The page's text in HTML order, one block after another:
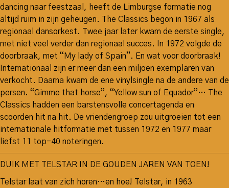
dancing naar feestzaal, heeft de Limburgse formatie nog
altijd ruim in zijn geheugen. The Classics begon in 1967 als
regionaal dansorkest. Twee jaar later kwam de eerste single,
met niet veel verder dan regionaal succes. In 1972 volgde de
doorbraak, met “My lady of Spain”. En wat voor doorbraak!
Internationaal zijn er meer dan een miljoen exemplaren van
verkocht. Daarna kwam de ene vinylsingle na de andere van de
persen. “Gimme that horse”, “Yellow sun of Equador”… The
Classics hadden een barstensvolle concertagenda en
scoorden hit na hit. De vriendengroep zou uitgroeien tot een
internationale hitformatie met tussen 1972 en 1977 maar
liefst 11 top-40 noteringen.
DUIK MET TELSTAR IN DE GOUDEN JAREN VAN TOEN!
Telstar laat van zich horen…en hoe! Telstar, in 1963